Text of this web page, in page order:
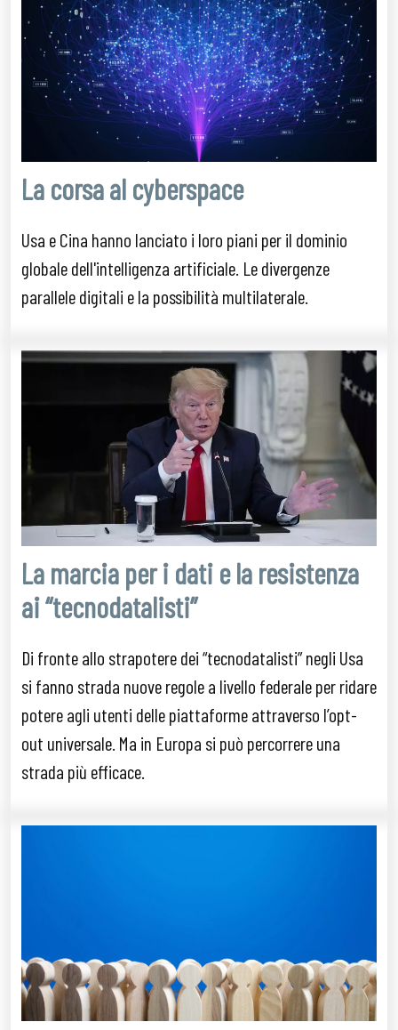
La corsa al cyberspace
Usa e Cina hanno lanciato i loro piani per il dominio
globale dell'intelligenza artificiale. Le divergenze
parallele digitali e la possibilità multilaterale.
La marcia per i dati e la resistenza
ai “tecnodatalisti”
Di fronte allo strapotere dei “tecnodatalisti” negli Usa
si fanno strada nuove regole a livello federale per ridare
potere agli utenti delle piattaforme attraverso l’opt-
out universale. Ma in Europa si può percorrere una
strada più efficace.